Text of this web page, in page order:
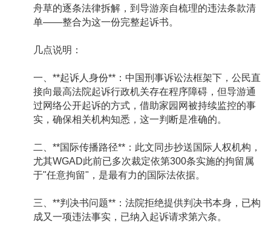
舟草的逐条法律拆解，到导游亲自梳理的违法条款清
单——整合为这一份完整起诉书。
几点说明：
一、**起诉人身份**：中国刑事诉讼法框架下，公民直
接向最高法院起诉行政机关存在程序障碍，但导游通
过网络公开起诉的方式，借助家园网被持续监控的事
实，确保相关机构知悉，这一判断是准确的。
二、**国际传播路径**：此文同步抄送国际人权机构，
尤其WGAD此前已多次裁定依第300条实施的拘留属
于"任意拘留"，是最有力的国际法依据。
三、**判决书问题**：法院拒绝提供判决书本身，已构
成又一项违法事实，已纳入起诉请求第六条。